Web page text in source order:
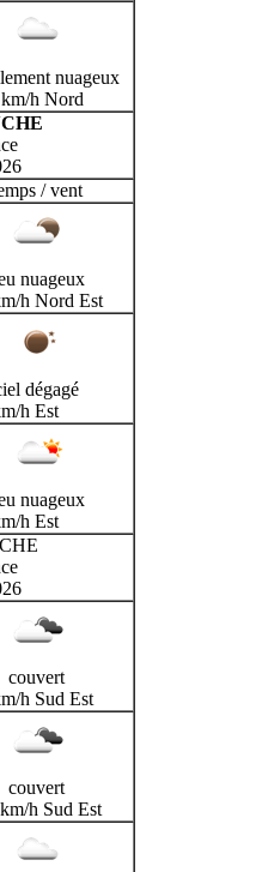
nuageux
h Nord
/ vent
nuageux
h Nord Est
dégagé
h Est
nuageux
h Est
couvert
h Sud Est
couvert
h Sud Est